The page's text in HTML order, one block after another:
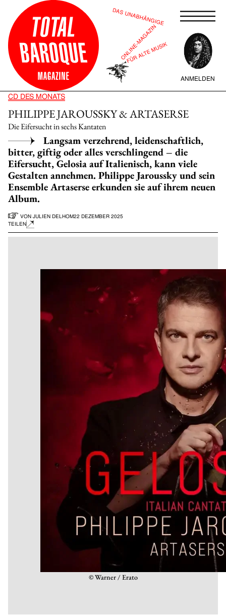
ANMELDEN
CD DES MONATS
PHILIPPE JAROUSSKY & ARTASERSE
Die Eifersucht in sechs Kantaten
Langsam verzehrend, leidenschaftlich,
bitter, giftig oder alles verschlingend – die
Eifersucht, Gelosia auf Italienisch, kann viele
Gestalten annehmen. Philippe Jaroussky und sein
Ensemble Artaserse erkunden sie auf ihrem neuen
Album.
VON JULIEN DELHOM22 DEZEMBER 2025
TEILEN
© Warner / Erato